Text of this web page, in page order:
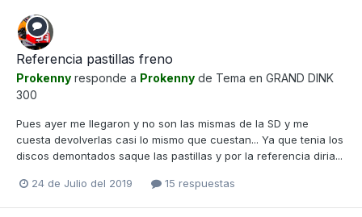
Referencia pastillas freno
Prokenny responde a Prokenny de Tema en GRAND DINK
300
Pues ayer me llegaron y no son las mismas de la SD y me
cuesta devolverlas casi lo mismo que cuestan... Ya que tenia los
discos demontados saque las pastillas y por la referencia diria...
24 de Julio del 2019 15 respuestas